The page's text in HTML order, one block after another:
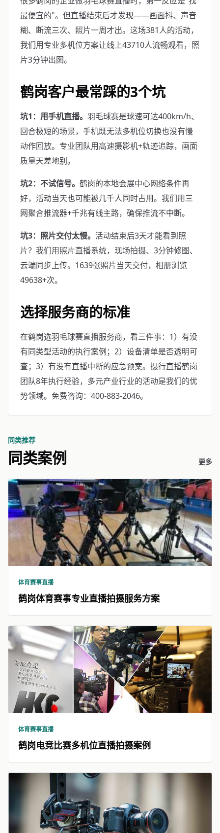
最便宜的"。但直播结束后才发现——画面抖、声音
糊、断流三次、照片一周才出。这场381人的活动，
我们用专业多机位方案让线上43710人流畅观看，照
片3分钟出图。
鹤岗客户最常踩的3个坑
坑1：用手机直播。 羽毛球赛是球速可达400km/h、
回合极短的场景，手机既无法多机位切换也没有慢
动作回放。专业团队用高速摄影机+轨迹追踪，画面
质量天差地别。
坑2：不试信号。 鹤岗的本地会展中心网络条件再
好，活动当天也可能被几千人同时占用。我们用三
网聚合推流器+千兆有线主路，确保推流不中断。
坑3：照片交付太慢。 活动结束后3天才能看到照
片？我们用照片直播系统，现场拍摄、3分钟修图、
云端同步上传。1639张照片当天交付，相册浏览
49638+次。
选择服务商的标准
在鹤岗选羽毛球赛直播服务商，看三件事：1）有没
有同类型活动的执行案例；2）设备清单是否透明可
查；3）有没有直播中断的应急预案。摄行直播鹤岗
团队8年执行经验，多元产业行业的活动是我们的优
势领域。免费咨询：400-883-2046。
同类推荐
同类案例 更多
体育赛事直播
鹤岗体育赛事专业直播拍摄服务方案
体育赛事直播
鹤岗电竞比赛多机位直播拍摄案例